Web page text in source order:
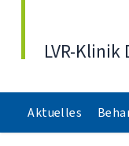
LVR-Klinik
Aktuelles